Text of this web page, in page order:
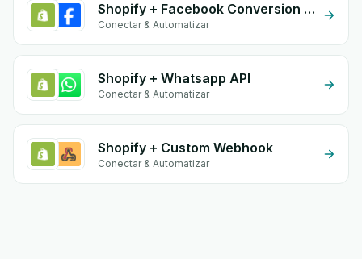
Shopify + Facebook Conversion API (CAPI)
Conectar & Automatizar
Shopify + Whatsapp API
Conectar & Automatizar
Shopify + Custom Webhook
Conectar & Automatizar